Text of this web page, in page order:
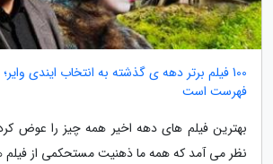
فهرست است
بهترین فیلم های دهه اخیر همه چیز را عوض
نظر می آمد که همه ما ذهنیت مستحکمی از فیلم